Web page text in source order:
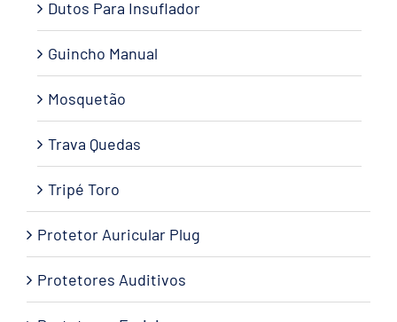
Dutos Para Insuflador
Guincho Manual
Mosquetão
Trava Quedas
Tripé Toro
Protetor Auricular Plug
Protetores Auditivos